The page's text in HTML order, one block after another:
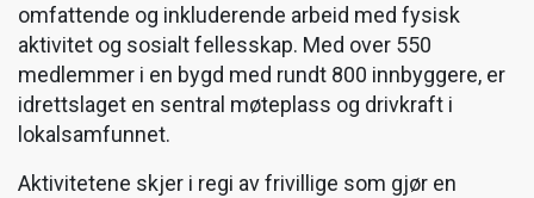
omfattende og inkluderende arbeid med fysisk
aktivitet og sosialt fellesskap. Med over 550
medlemmer i en bygd med rundt 800 innbyggere, er
idrettslaget en sentral møteplass og drivkraft i
lokalsamfunnet.
Aktivitetene skjer i regi av frivillige som gjør en